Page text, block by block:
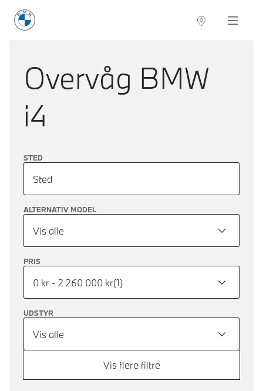
BMW Danmark Navigation
Overvåg BMW
i4
STED
Sted
ALTERNATIV MODEL
Vis alle
PRIS
0 kr - 2 260 000 kr(1)
UDSTYR
Vis alle
Vis flere filtre